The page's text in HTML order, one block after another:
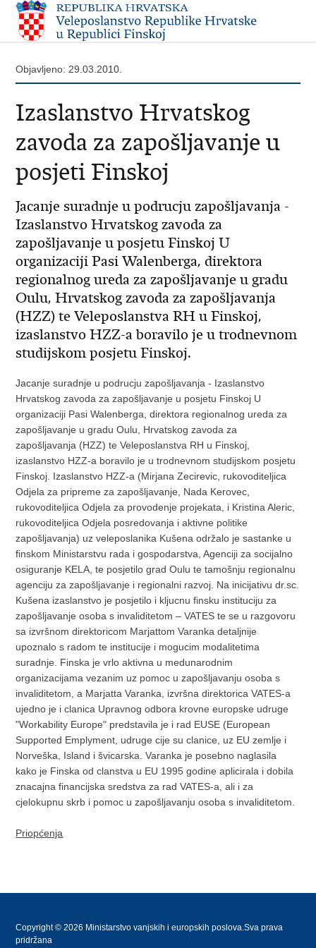
Objavljeno: 29.03.2010.
Izaslanstvo Hrvatskog
zavoda za zapošljavanje u
posjeti Finskoj
Jacanje suradnje u podrucju zapošljavanja -
Izaslanstvo Hrvatskog zavoda za
zapošljavanje u posjetu Finskoj U
organizaciji Pasi Walenberga, direktora
regionalnog ureda za zapošljavanje u gradu
Oulu, Hrvatskog zavoda za zapošljavanja
(HZZ) te Veleposlanstva RH u Finskoj,
izaslanstvo HZZ-a boravilo je u trodnevnom
studijskom posjetu Finskoj.
Jacanje suradnje u podrucju zapošljavanja - Izaslanstvo
Hrvatskog zavoda za zapošljavanje u posjetu Finskoj U
organizaciji Pasi Walenberga, direktora regionalnog ureda za
zapošljavanje u gradu Oulu, Hrvatskog zavoda za
zapošljavanja (HZZ) te Veleposlanstva RH u Finskoj,
izaslanstvo HZZ-a boravilo je u trodnevnom studijskom posjetu
Finskoj. Izaslanstvo HZZ-a (Mirjana Zecirevic, rukovoditeljica
Odjela za pripreme za zapošljavanje, Nada Kerovec,
rukovoditeljica Odjela za provodenje projekata, i Kristina Aleric,
rukovoditeljica Odjela posredovanja i aktivne politike
zapošljavanja) uz veleposlanika Kušena održalo je sastanke u
finskom Ministarstvu rada i gospodarstva, Agenciji za socijalno
osiguranje KELA, te posjetilo grad Oulu te tamošnju regionalnu
agenciju za zapošljavanje i regionalni razvoj. Na inicijativu dr.sc.
Kušena izaslanstvo je posjetilo i kljucnu finsku instituciju za
zapošljavanje osoba s invaliditetom – VATES te se u razgovoru
sa izvršnom direktoricom Marjattom Varanka detaljnije
upoznalo s radom te institucije i mogucim modalitetima
suradnje. Finska je vrlo aktivna u medunarodnim
organizacijama vezanim uz pomoc u zapošljavanju osoba s
invaliditetom, a Marjatta Varanka, izvršna direktorica VATES-a
ujedno je i clanica Upravnog odbora krovne europske udruge
"Workability Europe" predstavila je i rad EUSE (European
Supported Emplyment, udruge cije su clanice, uz EU zemlje i
Norveška, Island i švicarska. Varanka je posebno naglasila
kako je Finska od clanstva u EU 1995 godine aplicirala i dobila
znacajna financijska sredstva za rad VATES-a, ali i za
cjelokupnu skrb i pomoc u zapošljavanju osoba s invaliditetom.
Priopćenja
Copyright © 2026 Ministarstvo vanjskih i europskih poslova.Sva prava
pridržana